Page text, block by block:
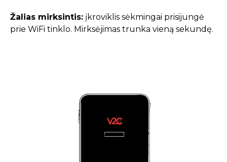
Žalias mirksintis: įkroviklis sėkmingai prisijungė
prie WiFi tinklo. Mirksėjimas trunka vieną sekundę.